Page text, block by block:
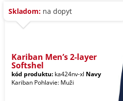
Skladom: na dopyt
Kariban Men’s 2-layer
Softshel
kód produktu: ka424nv-xl Navy
Kariban Pohlavie: Muži